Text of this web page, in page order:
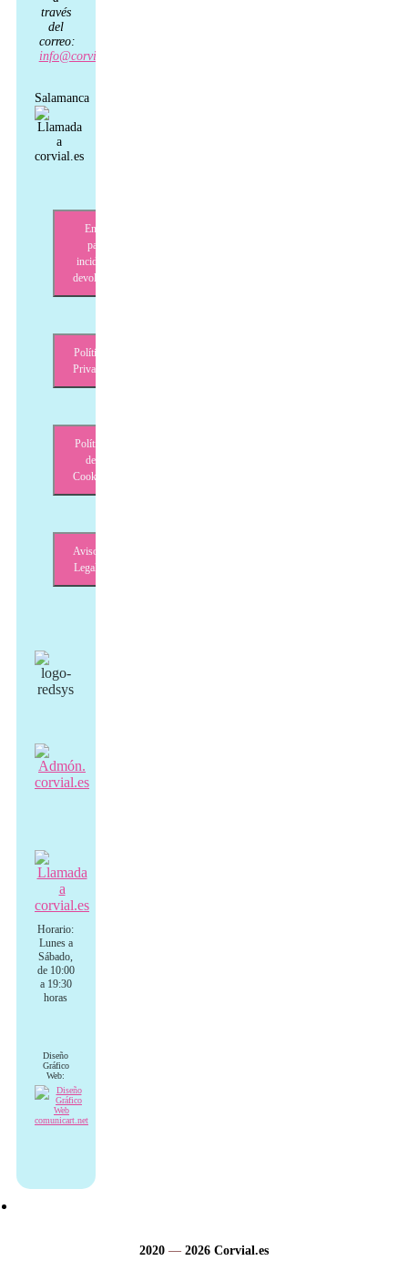
través
del
correo:
info@corvial.es
Salamanca
Envíos,
pagos,
incidencias,
devoluciones
Política de
Privacidad
Política
de
Cookies
Aviso
Legal
Horario:
Lunes a
Sábado,
de 10:00
a 19:30
horas
Diseño
Gráfico
Web:
2020 — 2026 Corvial.es